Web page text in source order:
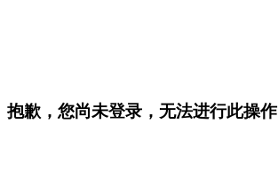
抱歉，您尚未登录，无法进行此操作